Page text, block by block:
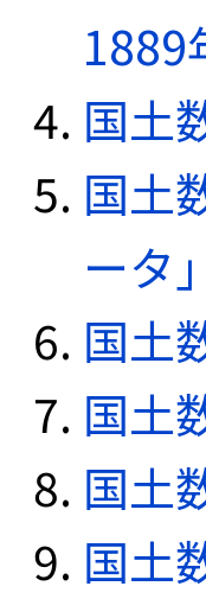
1889
国土
国土
ータ
国土
国土
国土
国土